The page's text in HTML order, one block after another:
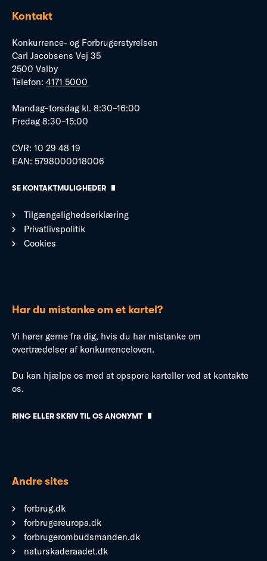
Kontakt
Konkurrence- og Forbrugerstyrelsen
Carl Jacobsens Vej 35
2500 Valby
Telefon: 4171 5000
Mandag–torsdag kl. 8:30–16:00
Fredag 8:30–15:00
CVR: 10 29 48 19
EAN: 5798000018006
SE KONTAKTMULIGHEDER
Tilgængelighedserklæring
Privatlivspolitik
Cookies
Har du mistanke om et kartel?
Vi hører gerne fra dig, hvis du har mistanke om
overtrædelser af konkurrenceloven.
Du kan hjælpe os med at opspore karteller ved at kontakte
os.
RING ELLER SKRIV TIL OS ANONYMT
Andre sites
forbrug.dk
forbrugereuropa.dk
forbrugerombudsmanden.dk
naturskaderaadet.dk